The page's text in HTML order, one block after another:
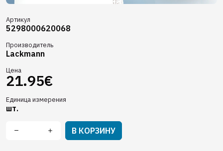
Артикул
5298000620068
Производитель
Lackmann
Цена
21.95€
Единица измерения
шт.
В КОРЗИНУ